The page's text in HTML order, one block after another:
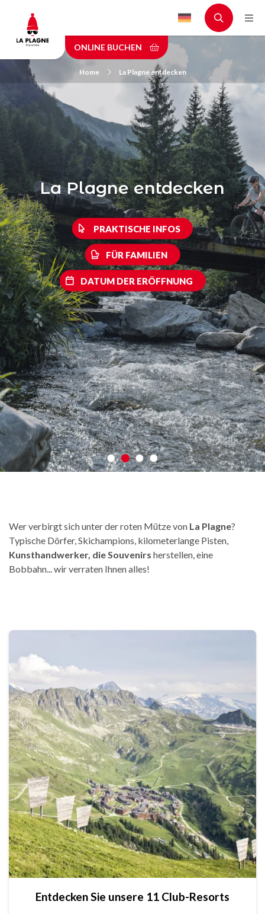
main
content
ONLINE BUCHEN
Home La Plagne entdecken
La Plagne entdecken
PRAKTISCHE INFOS
FÜR FAMILIEN
DATUM DER ERÖFFNUNG
Wer verbirgt sich unter der roten Mütze von La Plagne?
Typische Dörfer, Skichampions, kilometerlange Pisten,
Kunsthandwerker, die Souvenirs herstellen, eine
Bobbahn... wir verraten Ihnen alles!
Entdecken Sie unsere 11 Club-Resorts